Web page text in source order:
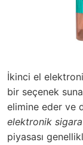
İkinci el
bir seçenek
elimine eder ve
elektronik sigara
piyasası